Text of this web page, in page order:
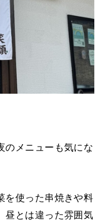
のメニューも気にな
を使った串焼きや料
昼とは違った雰囲気